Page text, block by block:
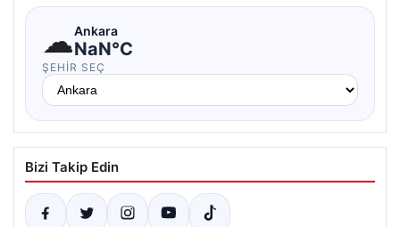
☁Ankara
NaN°C
ŞEHIR SEÇ
Bizi Takip Edin